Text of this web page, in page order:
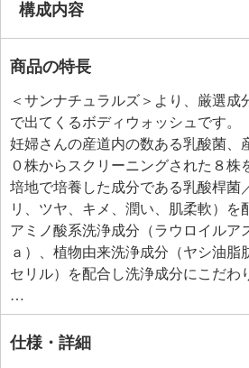
構成内容
商品の特長
＜サンナチュラルズ＞より、厳選成
で出てくるボディウォッシュです。
妊婦さんの産道内の数ある乳酸菌、
０株からスクリーニングされた８株
培地で培養した成分である乳酸桿菌
リ、ツヤ、キメ、潤い、肌柔軟）を
アミノ酸系洗浄成分（ラウロイルア
ａ）、植物由来洗浄成分（ヤシ油脂
セリル）を配合し洗浄成分にこだわ
弱酸性。
グレープフルーツ果皮油、パルマロ
ラス油、ユーカリ葉油、ニオイテン
仕様・詳細